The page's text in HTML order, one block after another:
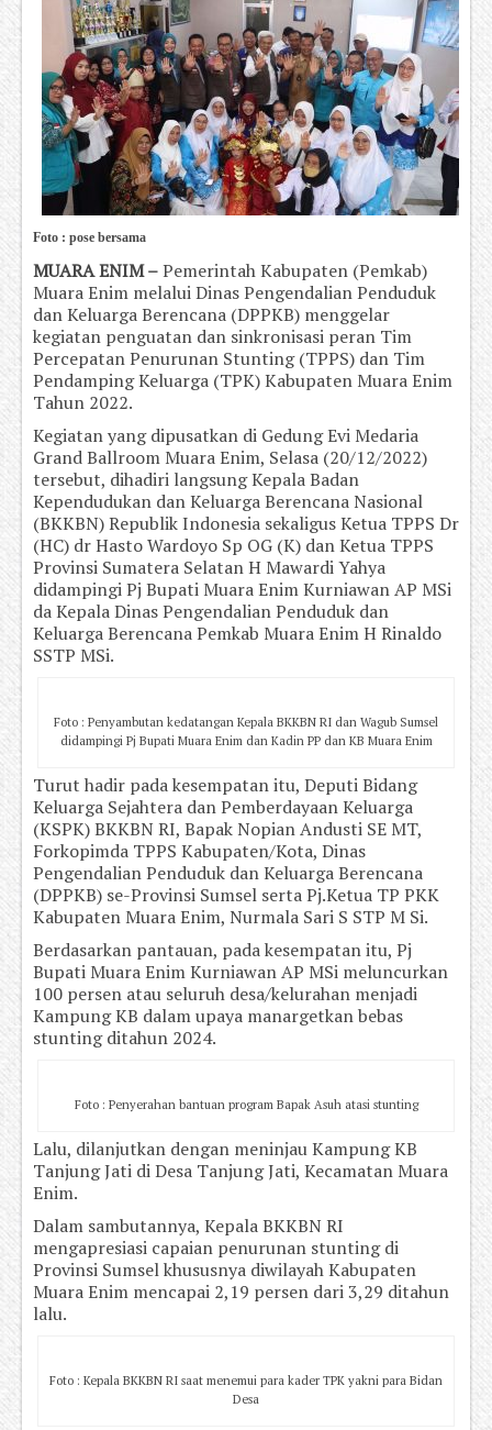
Foto : pose bersama
MUARA ENIM –Pemerintah Kabupaten (Pemkab)
Muara Enim melalui Dinas Pengendalian Penduduk
dan Keluarga Berencana (DPPKB) menggelar
kegiatan penguatan dan sinkronisasi peran Tim
Percepatan Penurunan Stunting (TPPS) dan Tim
Pendamping Keluarga (TPK) Kabupaten Muara Enim
Tahun 2022.
Kegiatan yang dipusatkan di Gedung Evi Medaria
Grand Ballroom Muara Enim, Selasa (20/12/2022)
tersebut, dihadiri langsung Kepala Badan
Kependudukan dan Keluarga Berencana Nasional
(BKKBN) Republik Indonesia sekaligus Ketua TPPS Dr
(HC) dr Hasto Wardoyo Sp OG (K) dan Ketua TPPS
Provinsi Sumatera Selatan H Mawardi Yahya
didampingi Pj Bupati Muara Enim Kurniawan AP MSi
da Kepala Dinas Pengendalian Penduduk dan
Keluarga Berencana Pemkab Muara Enim H Rinaldo
SSTP MSi.
Foto : Penyambutan kedatangan Kepala BKKBN RI dan Wagub Sumsel
didampingi Pj Bupati Muara Enim dan Kadin PP dan KB Muara Enim
Turut hadir pada kesempatan itu, Deputi Bidang
Keluarga Sejahtera dan Pemberdayaan Keluarga
(KSPK) BKKBN RI, Bapak Nopian Andusti SE MT,
Forkopimda TPPS Kabupaten/Kota, Dinas
Pengendalian Penduduk dan Keluarga Berencana
(DPPKB) se-Provinsi Sumsel serta Pj.Ketua TP PKK
Kabupaten Muara Enim, Nurmala Sari S STP M Si.
Berdasarkan pantauan, pada kesempatan itu, Pj
Bupati Muara Enim Kurniawan AP MSi meluncurkan
100 persen atau seluruh desa/kelurahan menjadi
Kampung KB dalam upaya manargetkan bebas
stunting ditahun 2024.
Foto : Penyerahan bantuan program Bapak Asuh atasi stunting
Lalu, dilanjutkan dengan meninjau Kampung KB
Tanjung Jati di Desa Tanjung Jati, Kecamatan Muara
Enim.
Dalam sambutannya, Kepala BKKBN RI
mengapresiasi capaian penurunan stunting di
Provinsi Sumsel khususnya diwilayah Kabupaten
Muara Enim mencapai 2,19 persen dari 3,29 ditahun
lalu.
Foto : Kepala BKKBN RI saat menemui para kader TPK yakni para Bidan
Desa